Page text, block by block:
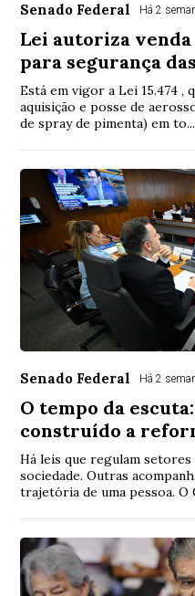
Senado Federal Há 2
Lei autoriza
para segurança
Está em vigor a Lei 15.474 ,
aquisição e posse de
de spray de pimenta) em to...
Senado Federal Há 2
O tempo da
construído a
Há leis que regulam setores
sociedade. Outras
trajetória de uma pessoa. O